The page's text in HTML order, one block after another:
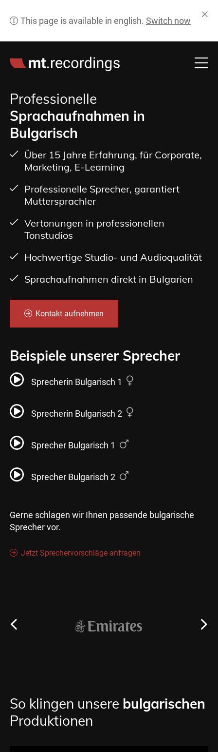
Professionelle
Sprachaufnahmen in
Bulgarisch
Über 15 Jahre Erfahrung, für Corporate,
Marketing, E-Learning
Professionelle Sprecher, garantiert
Muttersprachler
Vertonungen in professionellen
Tonstudios
Hochwertige Studio- und Audioqualität
Sprachaufnahmen direkt in Bulgarien
Kontakt aufnehmen
Beispiele unserer Sprecher
Sprecherin Bulgarisch 1
Sprecherin Bulgarisch 2
Sprecher Bulgarisch 1
Sprecher Bulgarisch 2
Gerne schlagen wir Ihnen passende bulgarische
Sprecher vor.
Jetzt Sprechervorschläge anfragen
So klingen unsere bulgarischen
Produktionen